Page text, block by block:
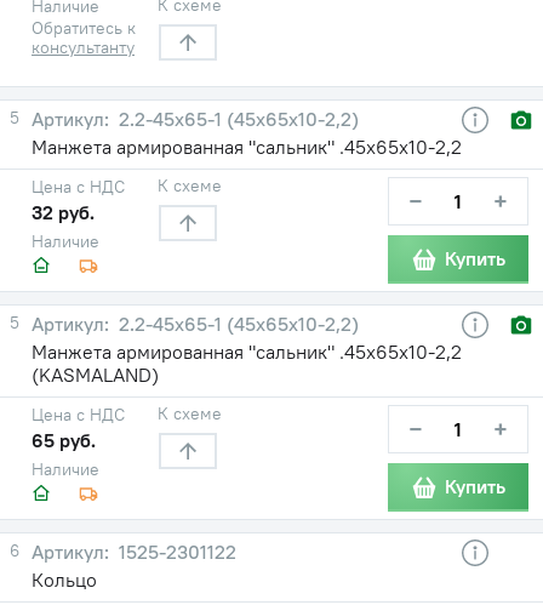
Наличие
Обратитесь к
консультанту
К схеме
5
2.2-45х65-1 (45х65х10-2,2)
Манжета армированная "сальник" .45х65х10-2,2
Наличие
Цена с НДС
32 руб.
К схеме − +
Купить
5
2.2-45х65-1 (45х65х10-2,2)
Манжета армированная "сальник" .45х65х10-2,2
(KASMALAND)
Наличие
Цена с НДС
65 руб.
К схеме − +
Купить
6
1525-2301122
Кольцо